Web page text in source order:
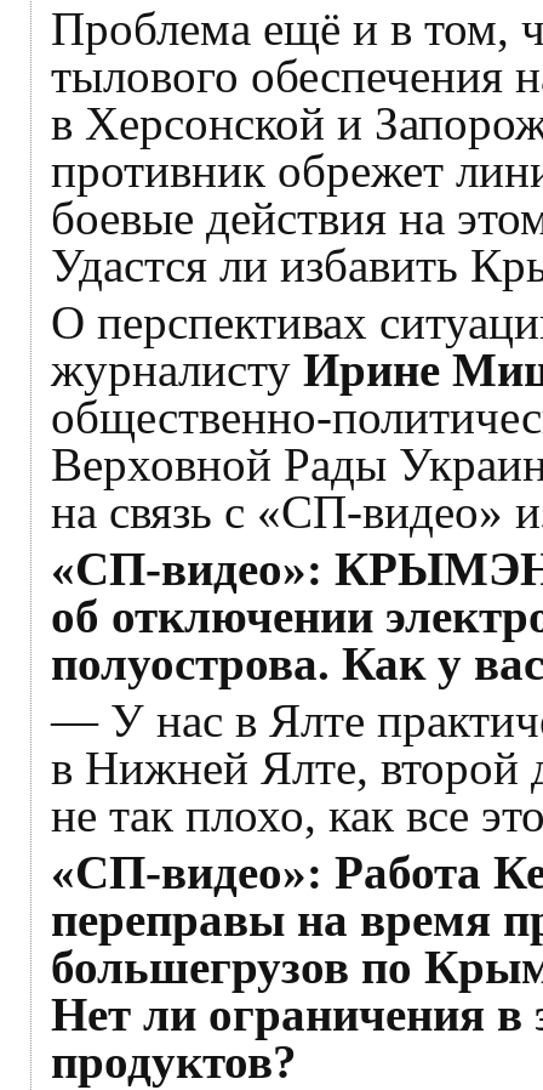
Проблема ещё и в том,
тылового обеспечения
в Херсонской и
противник обрежет
боевые действия на
Удастся ли избавить
О перспективах
журналисту Ирине
общественно-
Верховной Рады
на связь с «СП-видео»
«СП-видео»:
об отключении
полуострова. Как у
— У нас в Ялте
в Нижней Ялте, второй
не так плохо, как все
«СП-видео»: Работа
переправы на время
большегрузов по
Нет ли ограничения в
продуктов?